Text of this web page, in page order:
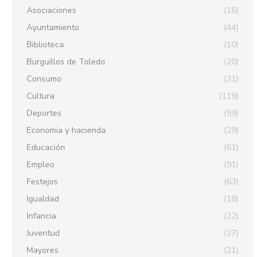
Asociaciones
(16)
Ayuntamiento
(44)
Biblioteca
(10)
Burguillos de Toledo
(20)
Consumo
(21)
Cultura
(119)
Deportes
(59)
Economia y hacienda
(29)
Educación
(61)
Empleo
(91)
Festejos
(63)
Igualdad
(18)
Infancia
(22)
Juventud
(27)
Mayores
(21)